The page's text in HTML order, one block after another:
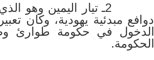
2ـ تيار اليمين وهو
دوافع مبدئية يهودية، وكان
الدخول في حكومة طوارئ
الحكومة.